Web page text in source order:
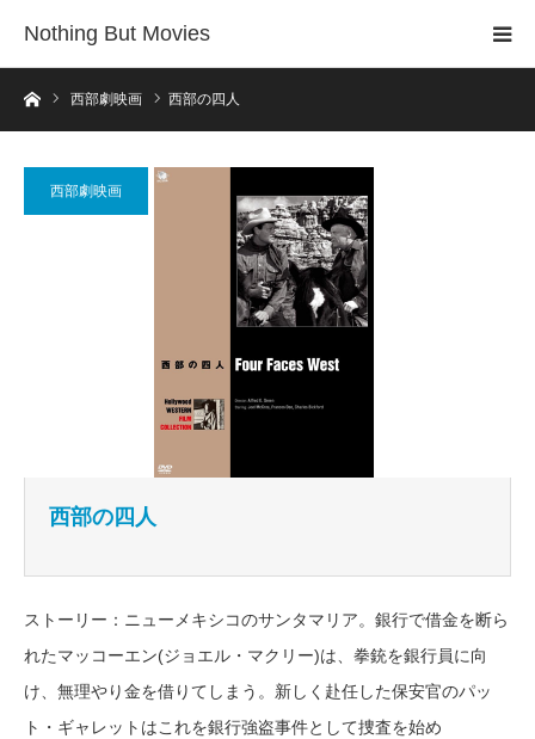
Nothing But Movies
ホーム西部劇映画 西部の四人
西部劇映画
西部の四人
ストーリー：ニューメキシコのサンタマリア。銀行で借金を断ら
れたマッコーエン(ジョエル・マクリー)は、拳銃を銀行員に向
け、無理やり金を借りてしまう。新しく赴任した保安官のパッ
ト・ギャレットはこれを銀行強盗事件として捜査を始め